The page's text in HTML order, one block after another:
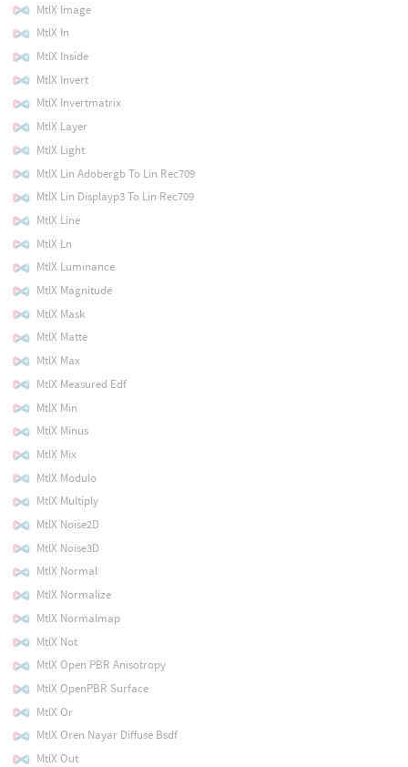
MtlX Image
MtlX In
MtlX Inside
MtlX Invert
MtlX Invertmatrix
MtlX Layer
MtlX Light
MtlX Lin Adobergb To Lin Rec709
MtlX Lin Displayp3 To Lin Rec709
MtlX Line
MtlX Ln
MtlX Luminance
MtlX Magnitude
MtlX Mask
MtlX Matte
MtlX Max
MtlX Measured Edf
MtlX Min
MtlX Minus
MtlX Mix
MtlX Modulo
MtlX Multiply
MtlX Noise2D
MtlX Noise3D
MtlX Normal
MtlX Normalize
MtlX Normalmap
MtlX Not
MtlX Open PBR Anisotropy
MtlX OpenPBR Surface
MtlX Or
MtlX Oren Nayar Diffuse Bsdf
MtlX Out